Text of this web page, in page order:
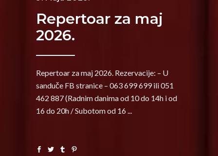
Repertoar za maj
2026.
Repertoar za maj 2026. Rezervacije: – U
sanduče FB stranice – 063 699 699 ili 051
462 887 (Radnim danima od 10 do 14h i od
16 do 20h / Subotom od 16